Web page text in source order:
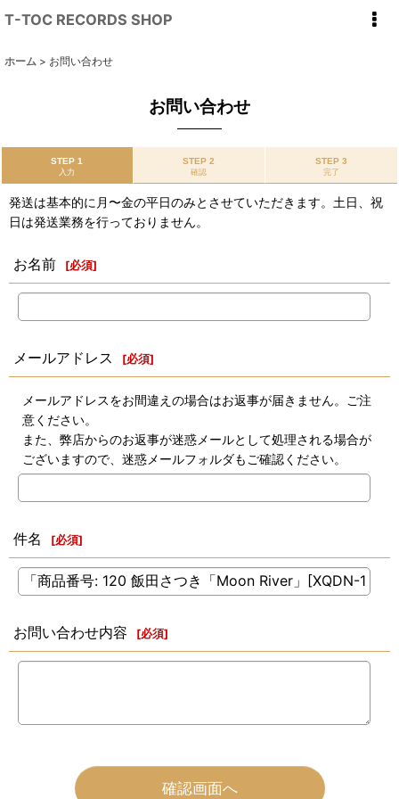
T-TOC RECORDS SHOP
ホーム > お問い合わせ
お問い合わせ
STEP 1
入力
STEP 2
確認
STEP 3
完了
発送は基本的に月〜金の平日のみとさせていただきます。土日、祝
日は発送業務を行っておりません。
お名前 [必須]
メールアドレス [必須]
メールアドレスをお間違えの場合はお返事が届きません。ご注
意ください。
また、弊店からのお返事が迷惑メールとして処理される場合が
ございますので、迷惑メールフォルダもご確認ください。
件名 [必須]
お問い合わせ内容 [必須]
確認画面へ